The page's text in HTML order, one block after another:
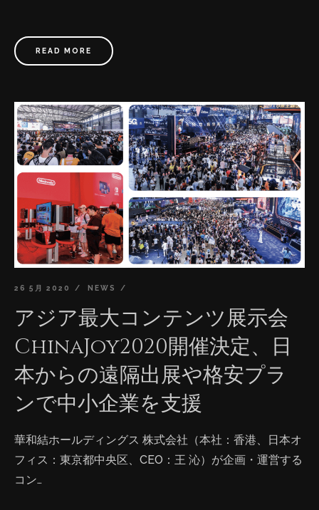
READ MORE
26 5月 2020 NEWS
アジア最大コンテンツ展示会
ChinaJoy2020開催決定、日
本からの遠隔出展や格安プラ
ンで中小企業を支援
華和結ホールディングス 株式会社（本社：香港、日本オ
フィス：東京都中央区、CEO：王 沁）が企画・運営する
コン…